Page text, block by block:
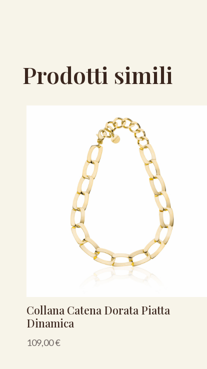
Prodotti simili
Collana Catena Dorata Piatta
Dinamica
109,00€